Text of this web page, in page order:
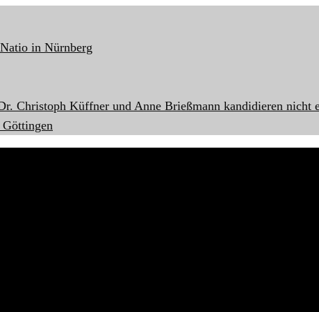
in Nürnberg
Christoph Küffner und Anne Brießmann kandidieren nicht